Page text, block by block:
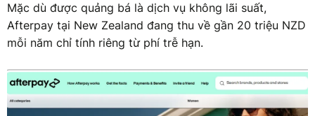
Mặc dù được quảng bá là dịch vụ không lãi suất,
Afterpay tại New Zealand đang thu về gần 20 triệu NZD
mỗi năm chỉ tính riêng từ phí trễ hạn.